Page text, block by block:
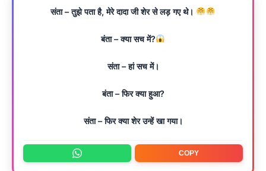
संता – तुझे पता है, मेरे दादा जी शेर से लड़ गए थे।
बंता – क्या सच में?
संता – हां सच में।
बंता – फिर क्या हुआ?
संता – फिर क्या शेर उन्हें खा गया।
COPY